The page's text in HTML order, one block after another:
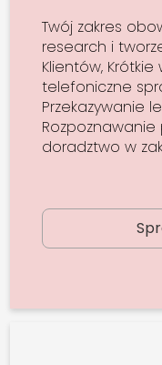
Twój zakres
research i
Klientów,
telefoniczne
Przekazywanie
doradztwo w